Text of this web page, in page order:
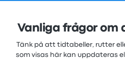
Vanliga frågor om
Tänk på att tidtabeller, rutter
som visas här kan uppdateras